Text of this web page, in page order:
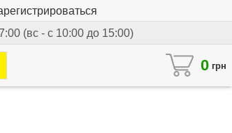
(вс - с 10:00 до 15:00)
0 грн